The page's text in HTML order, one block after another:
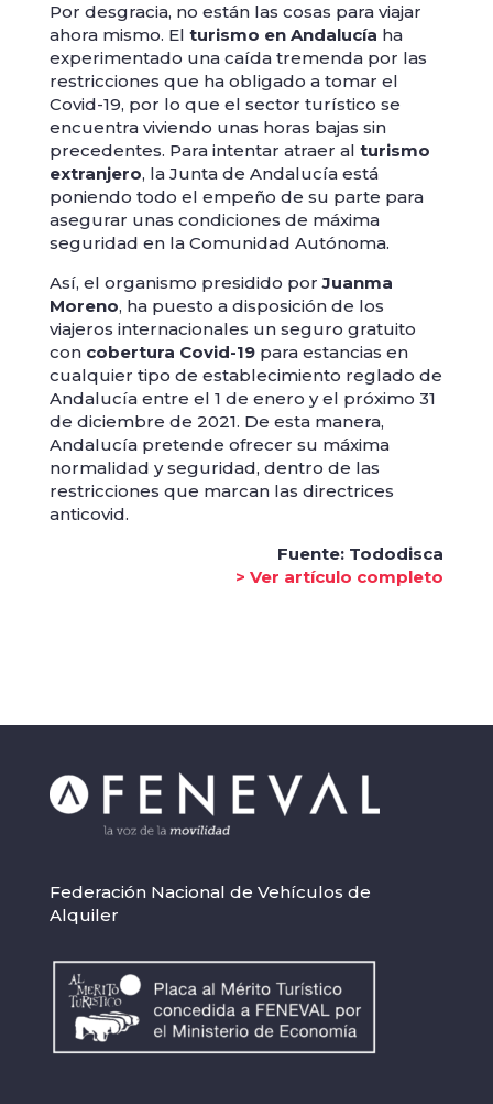
Por desgracia, no están las cosas para viajar
ahora mismo. El turismo en Andalucía ha
experimentado una caída tremenda por las
restricciones que ha obligado a tomar el
Covid-19, por lo que el sector turístico se
encuentra viviendo unas horas bajas sin
precedentes. Para intentar atraer al turismo
extranjero, la Junta de Andalucía está
poniendo todo el empeño de su parte para
asegurar unas condiciones de máxima
seguridad en la Comunidad Autónoma.
Así, el organismo presidido por Juanma
Moreno, ha puesto a disposición de los
viajeros internacionales un seguro gratuito
con cobertura Covid-19para estancias en
cualquier tipo de establecimiento reglado de
Andalucía entre el 1 de enero y el próximo 31
de diciembre de 2021. De esta manera,
Andalucía pretende ofrecer su máxima
normalidad y seguridad, dentro de las
restricciones que marcan las directrices
anticovid.
Fuente: Tododisca
> Ver artículo completo
Federación Nacional de Vehículos de
Alquiler